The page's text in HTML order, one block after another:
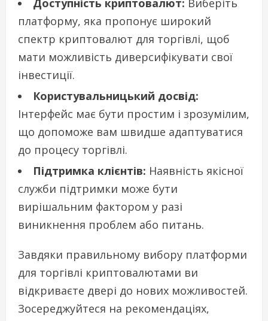
Доступність криптовалют: Виберіть
платформу, яка пропонує широкий
спектр криптовалют для торгівлі, щоб
мати можливість диверсифікувати свої
інвестиції.
Користувальницький досвід:
Інтерфейс має бути простим і зрозумілим,
що допоможе вам швидше адаптуватися
до процесу торгівлі.
Підтримка клієнтів: Наявність якісної
служби підтримки може бути
вирішальним фактором у разі
виникнення проблем або питань.
Завдяки правильному вибору платформи
для торгівлі криптовалютами ви
відкриваєте двері до нових можливостей.
Зосереджуйтеся на рекомендаціях,